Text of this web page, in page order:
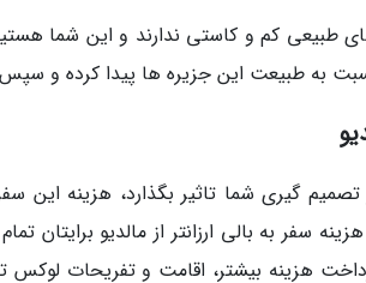
طبیعی کم و کاستی ندارند و این شما
به طبیعت این جزیره ها پیدا کرده و سپس
گیری شما تاثیر بگذارد، هزینه این
سفر به بالی ارزانتر از مالدیو برایتان
هزینه بیشتر، اقامت و تفریحات لوکس